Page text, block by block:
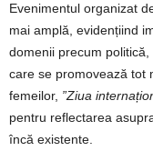
Evenimentul organizat
mai amplă, evidențiind
domenii precum
care se promovează tot
femeilor, ”Ziua
pentru reflectarea
încă existente.